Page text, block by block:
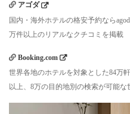
アゴダ
国内・海外ホテルの格安予約なら
万件以上のリアルなクチコミを掲載
Booking.com
世界各地のホテルを対象とした84万
以上、8万の目的地別の検索が可能な